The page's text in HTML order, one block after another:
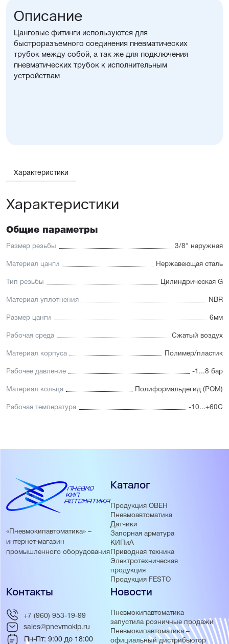
Описание
Цанговые фитинги используются для
быстроразъемного соединения пневматических
трубок между собой, а так же для подключения
пневматических трубок к исполнительным
устройствам
Характеристики
Характеристики
Общие параметры
Размер резьбы 3/8" наружная
Материал цанги Нержавеющая сталь
Тип резьбы Цилиндрическая G
Материал уплотнения NBR
Размер цанги 6мм
Рабочая среда Сжатый воздух
Материал корпуса Полимер/пластик
Рабочее давление -1...8 бар
Материал кольца Полиформальдегид (POM)
Рабочая температура -10...+60С
«Пневмокипавтоматика» –
интернет-магазин
промышленного оборудования
Каталог
Продукция ОВЕН
Пневмоавтоматика
Датчики
Запорная арматура
КИПиА
Приводная техника
Электротехническая
продукция
Продукция FESTO
Новости
Пневмокипавтоматика
запустила розничные продажи
Пневмокипавтоматика –
официальный дистрибьютор
Контакты
+7 (960) 953-19-99
sales@pnevmokip.ru
Пн-Пт: 9:00 до 18:00